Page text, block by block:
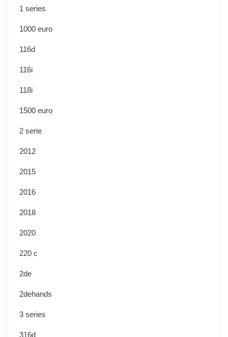
1 series
1000 euro
116d
116i
118i
1500 euro
2 serie
2012
2015
2016
2018
2020
220 c
2de
2dehands
3 series
316d